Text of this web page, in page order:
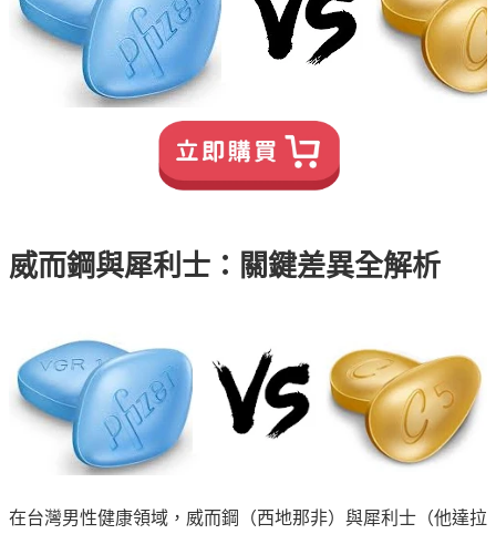
威而鋼與犀利士：關鍵差異全解析
在台灣男性健康領域，威而鋼（西地那非）與犀利士（他達拉